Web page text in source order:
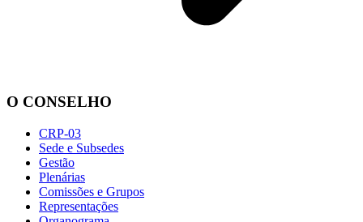
O CONSELHO
CRP-03
Sede e Subsedes
Gestão
Plenárias
Comissões e Grupos
Representações